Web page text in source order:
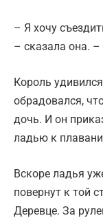
– Я хочу
– сказала она.
Король
обрадовался,
дочь. И он
ладью к
Вскоре ладья
повернут к той
Деревце. За